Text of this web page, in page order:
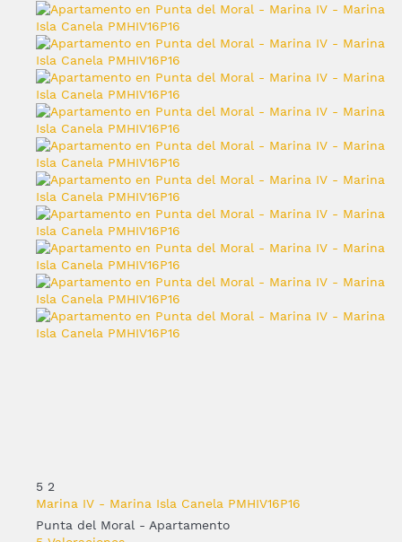
5 2
Marina IV - Marina Isla Canela PMHIV16P16
Punta del Moral - Apartamento